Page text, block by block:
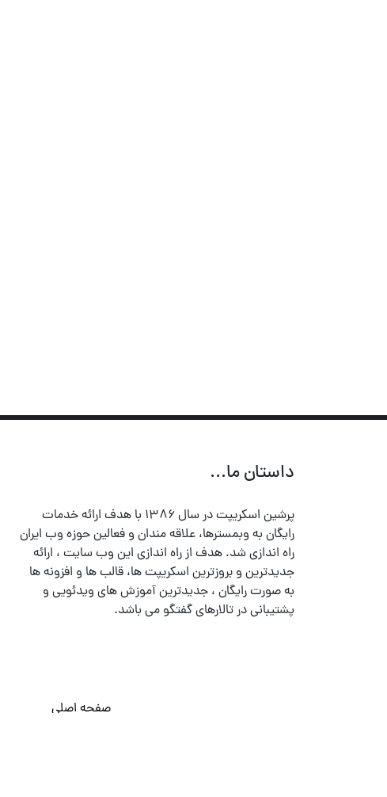
داستان ما...
پرشین اسکریپت در سال ۱۳۸۶ با هدف ارائه خدمات
رایگان به وبمسترها، علاقه مندان و فعالین حوزه وب ایران
راه اندازی شد. هدف از راه اندازی این وب سایت ، ارائه
جدیدترین و بروزترین اسکریپت ها، قالب ها و افزونه ها
به صورت رایگان ، جدیدترین آموزش های ویدئویی و
پشتیبانی در تالارهای گفتگو می باشد.
صفحه اصلی